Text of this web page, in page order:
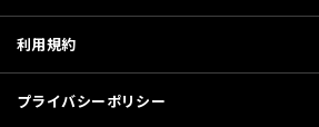
利用規約
プライバシーポリシー